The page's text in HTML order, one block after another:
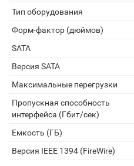
Тип оборудования
Форм-фактор (дюймов)
SATA
Версия SATA
Максимальные перегрузки
Пропускная способность
интерфейса (Гбит/сек)
Емкость (ГБ)
Версия IEEE 1394 (FireWire)